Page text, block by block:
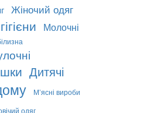
Жіночий одяг
Молочні
Дитячі
М’ясні вироби
одяг